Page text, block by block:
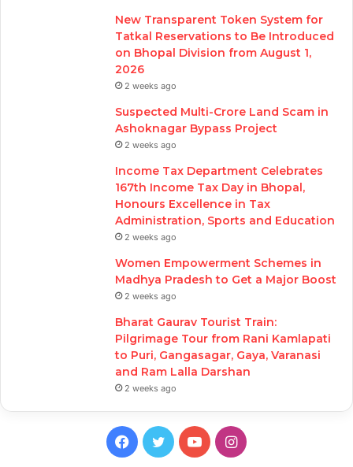
New Transparent Token System for
Tatkal Reservations to Be Introduced
on Bhopal Division from August 1,
2026
2 weeks ago
Suspected Multi-Crore Land Scam in
Ashoknagar Bypass Project
2 weeks ago
Income Tax Department Celebrates
167th Income Tax Day in Bhopal,
Honours Excellence in Tax
Administration, Sports and Education
2 weeks ago
Women Empowerment Schemes in
Madhya Pradesh to Get a Major Boost
2 weeks ago
Bharat Gaurav Tourist Train:
Pilgrimage Tour from Rani Kamlapati
to Puri, Gangasagar, Gaya, Varanasi
and Ram Lalla Darshan
2 weeks ago
Facebook
TwitterYouTubeInstagram